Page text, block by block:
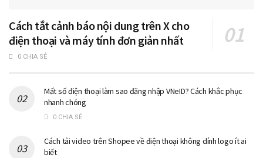
Cách tắt cảnh báo nội dung trên X cho
điện thoại và máy tính đơn giản nhất
0 CHIA SẺ
Mất số điện thoại làm sao đăng nhập VNeID? Cách khắc phục
nhanh chóng
0 CHIA SẺ
Cách tải video trên Shopee về điện thoại không dính logo ít ai
biết